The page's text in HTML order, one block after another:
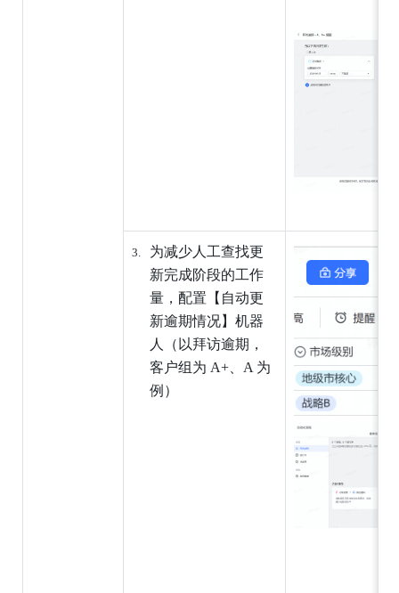
为减少人工查找更
新完成阶段的工作
量，配置【自动更
新逾期情况】机器
人（以拜访逾期，
客户组为 A+、A 为
例）